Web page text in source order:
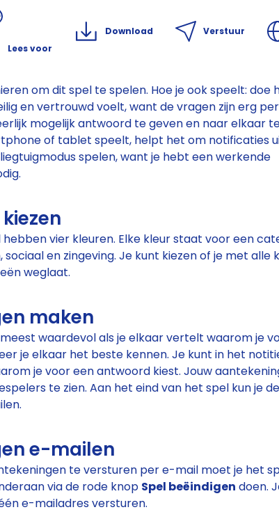
Lees voor
Download Verstuur
om dit spel te spelen. Hoe je ook speelt: doe
en vertrouwd voelt, want de vragen zijn erg
mogelijk antwoord te geven en naar elkaar
of tablet speelt, helpt het om notificaties
spelen, want je hebt een werkende
vier kleuren. Elke kleur staat voor een
sociaal en zingeving. Je kunt kiezen of je met alle
weglaat.
maken
waardevol als je elkaar vertelt waarom je
je elkaar het beste kennen. Je kunt in het
je voor een antwoord kiest. Jouw
te zien. Aan het eind van het spel kun je de
e-mailen
te versturen per e-mail moet je het
via de rode knop Spel beëindigen doen.
e-mailadres versturen.